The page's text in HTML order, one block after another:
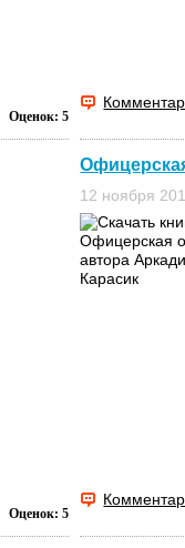
Оценок: 5
Оценок: 5
12 ноября